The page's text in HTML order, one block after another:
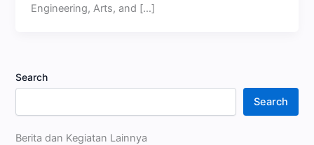
Engineering, Arts, and […]
Search
Search
Berita dan Kegiatan Lainnya